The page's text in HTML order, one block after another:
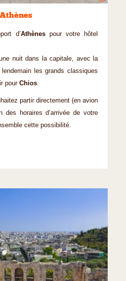
d’Athènespour votre hôtel
nuit dans la capitale, avec la
les grands classiques
pour Chios.
partir directement (en avion
des horaires d’arrivée de votre
cette possibilité.